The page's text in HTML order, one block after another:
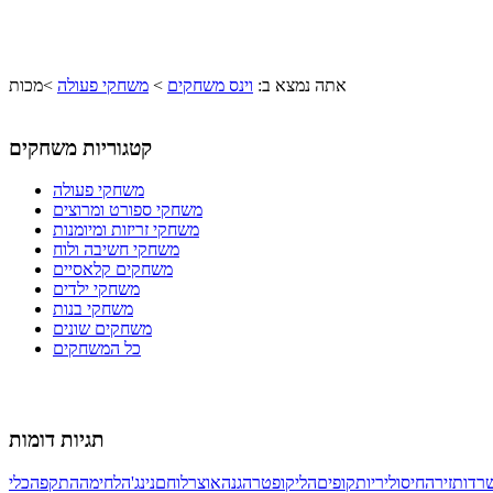
אתה נמצא ב: וינס משחקים > משחקי פעולה >מכות
קטגוריות משחקים
משחקי פעולה
משחקי ספורט ומרוצים
משחקי זריזות ומיומנות
משחקי חשיבה ולוח
משחקים קלאסיים
משחקי ילדים
משחקי בנות
משחקים שונים
כל המשחקים
תגיות דומות
זירהחיסוליריותקופיםהליקופטרהגנהאוצרלוחםנינג'הלחימההתקפהכלי